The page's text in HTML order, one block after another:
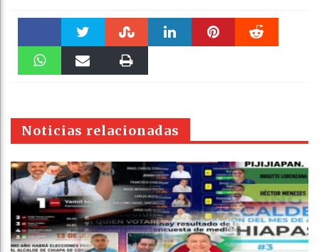
Faceboo Twitter Stumble
pt
Noticias relacionadas